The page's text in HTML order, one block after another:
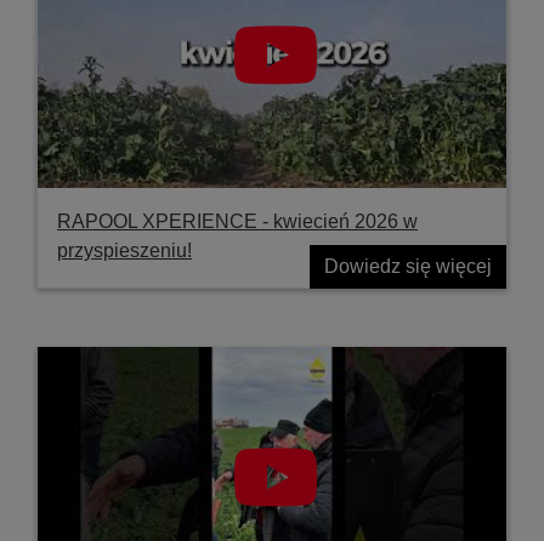
RAPOOL XPERIENCE - kwiecień 2026 w
przyspieszeniu!
Dowiedz się więcej